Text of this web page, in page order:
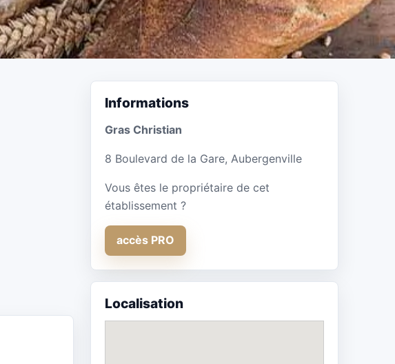
Informations
Gras Christian
8 Boulevard de la Gare, Aubergenville
Vous êtes le propriétaire de cet
établissement ?
accès PRO
Localisation